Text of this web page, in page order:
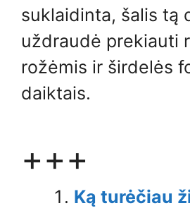
suklaidinta, šalis tą
uždraudė prekiauti
rožėmis ir širdelės
daiktais.
+++
Ką turėčiau